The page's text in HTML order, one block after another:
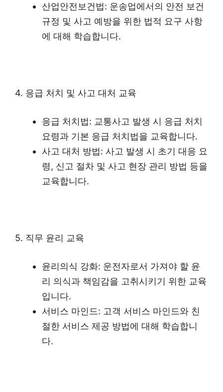
산업안전보건법: 운송업에서의 안전 보건
규정 및 사고 예방을 위한 법적 요구 사항
에 대해 학습합니다.
4. 응급 처치 및 사고 대처 교육
응급 처치법: 교통사고 발생 시 응급 처치
요령과 기본 응급 처치법을 교육합니다.
사고 대처 방법: 사고 발생 시 초기 대응 요
령, 신고 절차 및 사고 현장 관리 방법 등을
교육합니다.
5. 직무 윤리 교육
윤리의식 강화: 운전자로서 가져야 할 윤
리 의식과 책임감을 고취시키기 위한 교육
입니다.
서비스 마인드: 고객 서비스 마인드와 친
절한 서비스 제공 방법에 대해 학습합니
다.